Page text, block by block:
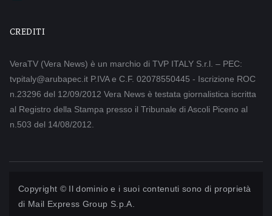
CREDITI
VeraTV (Vera News) è un marchio di TVP ITALY S.r.l. – PEC:
tvpitaly@arubapec.it P.IVA e C.F. 02078550445 - Iscrizione ROC
n.23296 del 12/09/2012 Vera News è testata giornalistica iscritta
al Registro della Stampa presso il Tribunale di Ascoli Piceno al
n.503 del 14/08/2012.
Copyright © Il dominio e i suoi contenuti sono di proprietà
di Mail Express Group S.p.A.